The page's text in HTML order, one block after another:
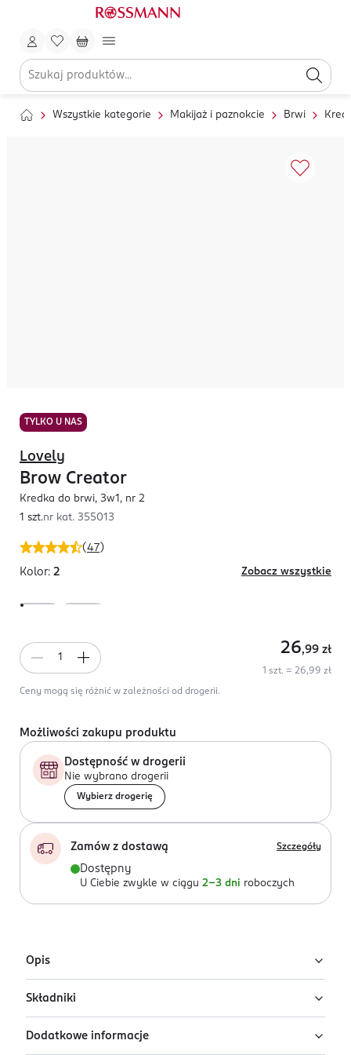
Wszystkie kategorie Makijaż i paznokcie Brwi
TYLKO U NAS
(47)
Lovely
Brow Creator
Kredka do brwi, 3w1, nr 2
1 szt.nr kat. 355013
Kolor: 2 Zobacz wszystkie
26,99 zł
1 szt. = 26,99 zł
Ceny mogą się różnić w zależności od drogerii.
Możliwości zakupu produktu
Dostępność w drogerii
Nie wybrano drogerii
Wybierz drogerię
Zamów z dostawą Szczegóły
Dostępny
U Ciebie zwykle w ciągu 2-3 dni roboczych
Opis
Kompleksowy produkt do makijażu Lovely Brow Creator
3w1 w odcieniu nr 2 to precyzyjna kredka, tusz i puder
do brwi w jednym. Jeden produkt wystarczy aby
Składniki
Ingredients: Eyebrow Powder: Caprylic/Capric
Dodatkowe informacje